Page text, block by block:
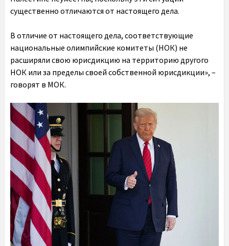
существенно отличаются от настоящего дела.
В отличие от настоящего дела, соответствующие
национальные олимпийские комитеты (НОК) не
расширяли свою юрисдикцию на территорию другого
НОК или за пределы своей собственной юрисдикции», –
говорят в МОК.